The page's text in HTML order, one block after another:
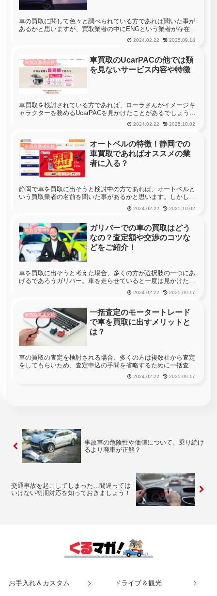
車の買取に関して色々と調べられている方であれば聞いた事が
あるかと思いますが、買取業者の中にENGという業者が存在し
ています。このENGですが、実はかなり評判がいい業者ですの
で、利用される方にとってはかなり有効活用できる業者なので
2024.02.22 2025.09.18
車買取業者比較
車買取のUcarPACの他では類
を見ないサービス内容や特徴
車買取を検討されている方であれば、ローラさんがイメージキ
ャラクターを務めるUcarPACを見かけたことがあるでしょう。
しかし、このUcarPACの車買取サービスは、他の買取サービス
に比べて非常に特殊な手法を用いたものとなっています。ここ
2024.02.22 2025.10.02
車買取業者比較
オートベルの特徴！静岡での
車買取であればオススメの業
者に入る？
静岡で車を買取に出そうと検討中の方であれば、オートベルと
いう買取業者の名前を聞いた事があるかと思います。しかし、
このオートベルという業者がどのような特徴を持っていて、他
社との違いとしてどのようなメリットがあるかなどまでは把握
2024.02.22 2025.10.02
車買取業者比較
ガリバーでの車の買取はどう
なの？査定額や交渉のコツな
どをご紹介！
車を買取に出そうと考えた場合、多くの方が選択肢の一つにあ
げるであろうガリバー。車を走らせていると一度は見かけた事
があるこのガリバーですが、何やら評判を検索してみると低評
価が目立っているので、査定に申し込みするのも気が引けてし
2024.02.22 2025.09.17
車買取業者比較
一括査定のモータートレード
で車を買取に出すメリットと
は？
車の買取の査定を検討される場合、多くの方は複数社から査定
をしてもらいため、査定申込の手間を省略するために一括査定
を利用されるでしょう。しかし、一括査定にはかなりの種類が
ありますので、どの一括査定で申し込みすべきか悩まれること
2024.02.22 2025.09.17
事故車の危険性や価値について。乗り続け
るより廃車が正解？
交通事故を起こしてしまった…間違っては
いけない初期対応を知っておきましょう！
お手入れ＆カスタム ドライブ＆観光